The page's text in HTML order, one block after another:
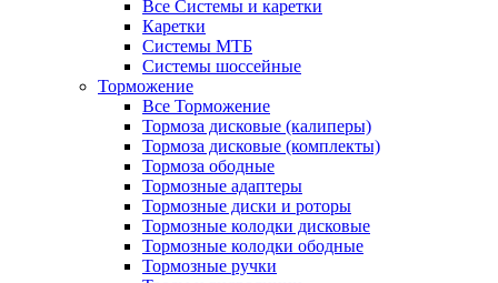
Все Системы и каретки
Каретки
Системы МТБ
Системы шоссейные
Торможение
Все Торможение
Тормоза дисковые (калиперы)
Тормоза дисковые (комплекты)
Тормоза ободные
Тормозные адаптеры
Тормозные диски и роторы
Тормозные колодки дисковые
Тормозные колодки ободные
Тормозные ручки